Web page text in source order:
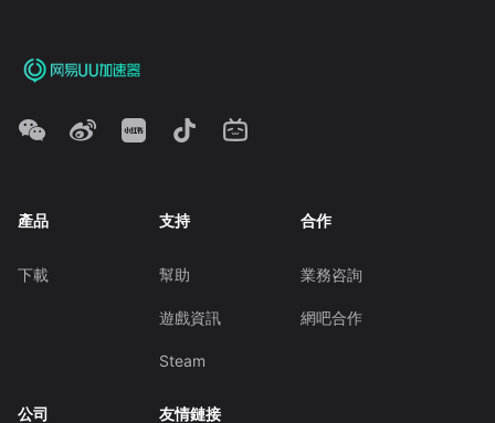
產品
下載
支持
幫助
遊戲資訊
Steam
合作
業務咨詢
網吧合作
公司 友情鏈接